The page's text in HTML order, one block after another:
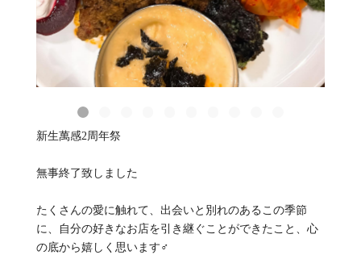
新生萬感2周年祭
無事終了致しました
たくさんの愛に触れて、出会いと別れのあるこの季節
に、自分の好きなお店を引き継ぐことができたこと、心
の底から嬉しく思います‍♂️